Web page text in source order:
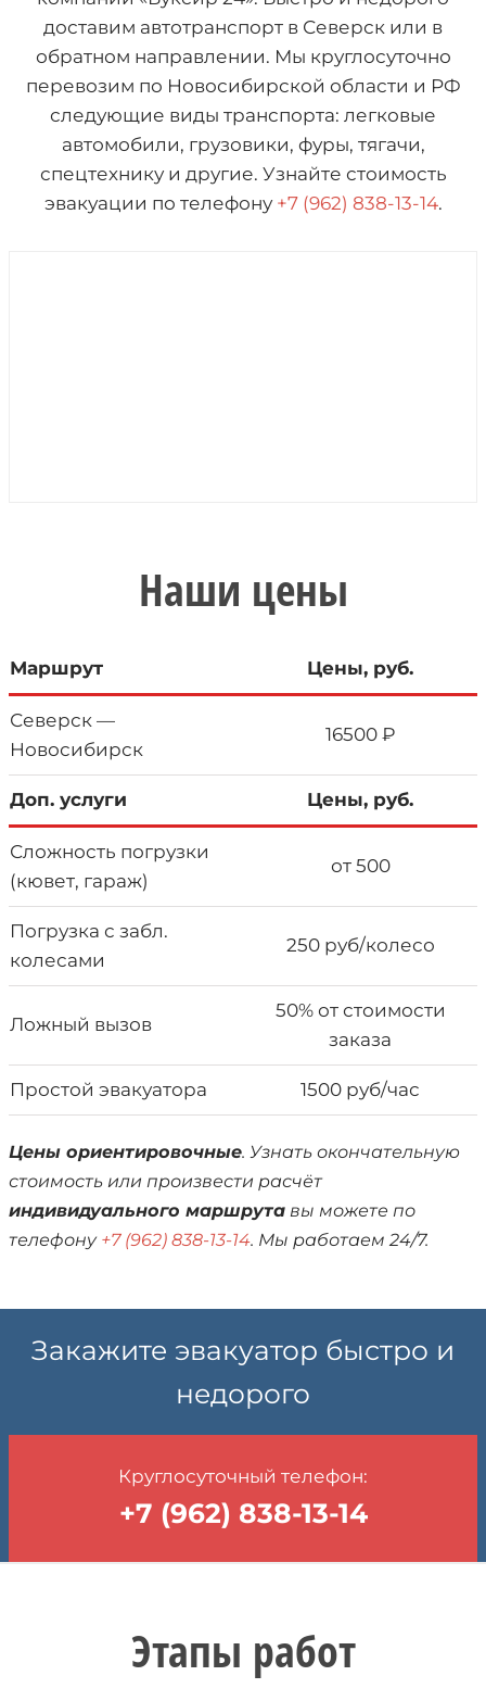
доставим автотранспорт в Северск или в
обратном направлении. Мы круглосуточно
перевозим по Новосибирской области и РФ
следующие виды транспорта: легковые
автомобили, грузовики, фуры, тягачи,
спецтехнику и другие. Узнайте стоимость
эвакуации по телефону +7 (962) 838-13-14.
Наши цены
Маршрут Цены, руб.
Северск —
Новосибирск
16500 ₽
Доп. услуги Цены, руб.
Сложность погрузки
(кювет, гараж)
от 500
Погрузка с забл.
колесами
250 руб/колесо
Ложный вызов
50% от стоимости
заказа
Простой эвакуатора 1500 руб/час
Цены ориентировочные. Узнать окончательную
стоимость или произвести расчёт
индивидуального маршрута вы можете по
телефону +7 (962) 838-13-14. Мы работаем 24/7.
Закажите эвакуатор быстро и
недорого
Круглосуточный телефон:
+7 (962) 838-13-14
Этапы работ